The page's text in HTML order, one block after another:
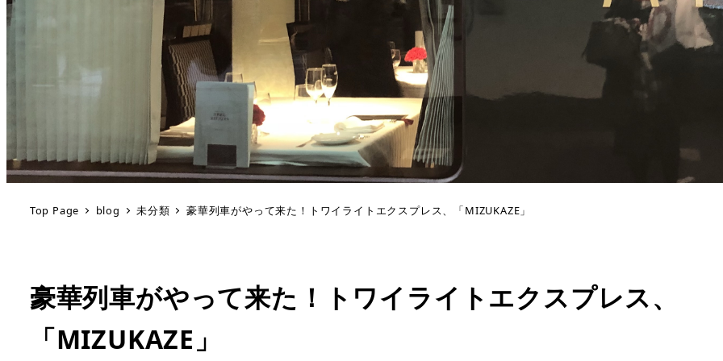
Top Page blog 未分類 豪華列車がやって来た！トワイライトエクスプレス、「MIZUKAZE」
豪華列車がやって来た！トワイライトエクスプレス、
「MIZUKAZE」